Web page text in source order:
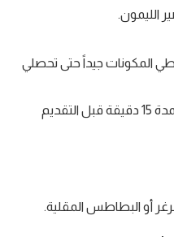
الليمون.
المكونات جيداً حتى تحصلي
احفظي الصلصة في الثلاجة لمدة 15 دقيقة قبل التقديم
أو البطاطس المقلية.